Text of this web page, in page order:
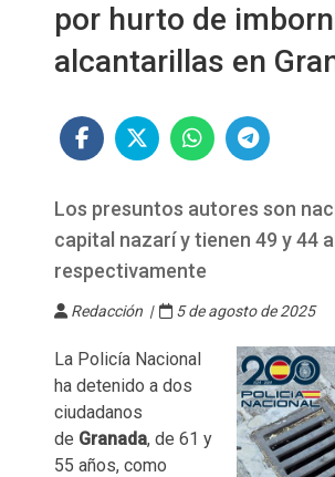
por hurto de
alcantarillas en
Los presuntos autores son
capital nazarí y tienen 49 y 44
respectivamente
Redacción | 5 de agosto de 2025
La Policía Nacional
ha detenido a dos
ciudadanos
de Granada, de 61 y
55 años, como